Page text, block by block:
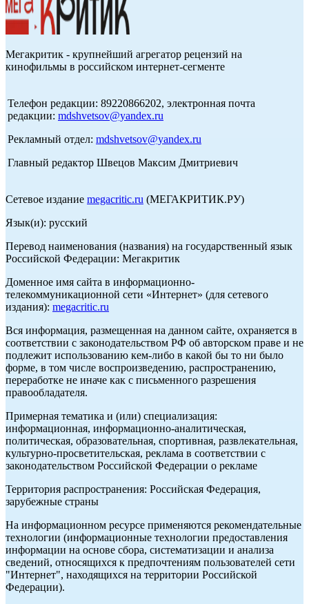
Мегакритик - крупнейший агрегатор рецензий на
кинофильмы в российском интернет-сегменте
Телефон редакции: 89220866202, электронная почта
редакции: mdshvetsov@yandex.ru
Рекламный отдел: mdshvetsov@yandex.ru
Главный редактор Швецов Максим Дмитриевич
Сетевое издание megacritic.ru (МЕГАКРИТИК.РУ)
Язык(и): русский
Перевод наименования (названия) на государственный язык
Российской Федерации: Мегакритик
Доменное имя сайта в информационно-
телекоммуникационной сети «Интернет» (для сетевого
издания): megacritic.ru
Вся информация, размещенная на данном сайте, охраняется в
соответствии с законодательством РФ об авторском праве и не
подлежит использованию кем-либо в какой бы то ни было
форме, в том числе воспроизведению, распространению,
переработке не иначе как с письменного разрешения
правообладателя.
Примерная тематика и (или) специализация:
информационная, информационно-аналитическая,
политическая, образовательная, спортивная, развлекательная,
культурно-просветительская, реклама в соответствии с
законодательством Российской Федерации о рекламе
Территория распространения: Российская Федерация,
зарубежные страны
На информационном ресурсе применяются рекомендательные
технологии (информационные технологии предоставления
информации на основе сбора, систематизации и анализа
сведений, относящихся к предпочтениям пользователей сети
"Интернет", находящихся на территории Российской
Федерации).